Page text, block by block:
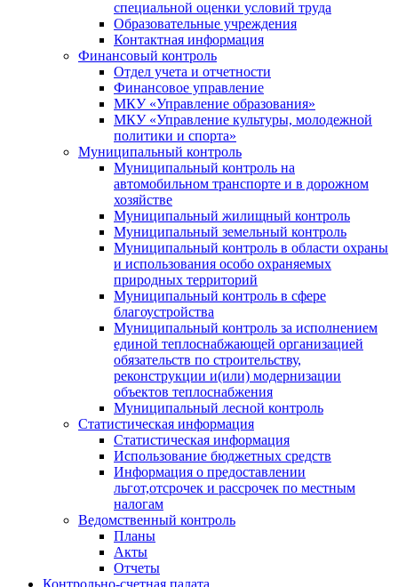
специальной оценки условий труда
Образовательные учреждения
Контактная информация
Финансовый контроль
Отдел учета и отчетности
Финансовое управление
МКУ «Управление образования»
МКУ «Управление культуры, молодежной
политики и спорта»
Муниципальный контроль
Муниципальный контроль на
автомобильном транспорте и в дорожном
хозяйстве
Муниципальный жилищный контроль
Муниципальный земельный контроль
Муниципальный контроль в области охраны
и использования особо охраняемых
природных территорий
Муниципальный контроль в сфере
благоустройства
Муниципальный контроль за исполнением
единой теплоснабжающей организацией
обязательств по строительству,
реконструкции и(или) модернизации
объектов теплоснабжения
Муниципальный лесной контроль
Статистическая информация
Статистическая информация
Использование бюджетных средств
Информация о предоставлении
льгот,отсрочек и рассрочек по местным
налогам
Ведомственный контроль
Планы
Акты
Отчеты